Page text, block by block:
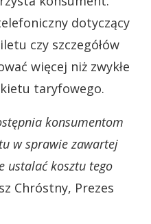
dotyczący
czy szczegółów
więcej niż zwykłe
taryfowego.
konsumentom
w sprawie zawartej
ustalać kosztu tego
Chróstny, Prezes